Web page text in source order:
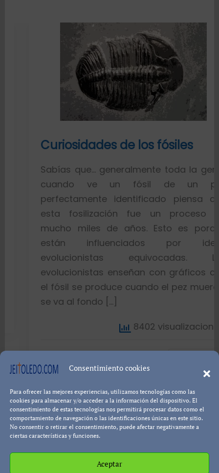
Consentimiento cookies
Para ofrecer las mejores experiencias, utilizamos tecnologías como las
cookies para almacenar y/o acceder a la información del dispositivo. El
consentimiento de estas tecnologías nos permitirá procesar datos como el
comportamiento de navegación o las identificaciones únicas en este sitio.
No consentir o retirar el consentimiento, puede afectar negativamente a
ciertas características y funciones.
Aceptar
Curiosidades de los fósiles
Sabías que… generalmente toda la gente
cuando ve un fósil de un pez
perfectamente identificado piensa que
esta fosilización fue un proceso de
mucho miles de años. Esto es porque
están influenciados por ideas
evolucionistas equivocadas. Los
evolucionistas enseñan con gráficos que
el fósil se produce cuando el pez muere y
se va al fondo […]
8402 visualizaciones
Responsabilidad